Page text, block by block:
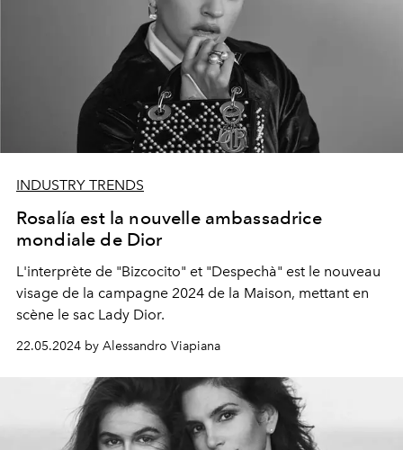
INDUSTRY TRENDS
Rosalía est la nouvelle ambassadrice
mondiale de Dior
L'interprète de "Bizcocito" et "Despechà" est le nouveau
visage de la campagne 2024 de la Maison, mettant en
scène le sac Lady Dior.
22.05.2024 by Alessandro Viapiana